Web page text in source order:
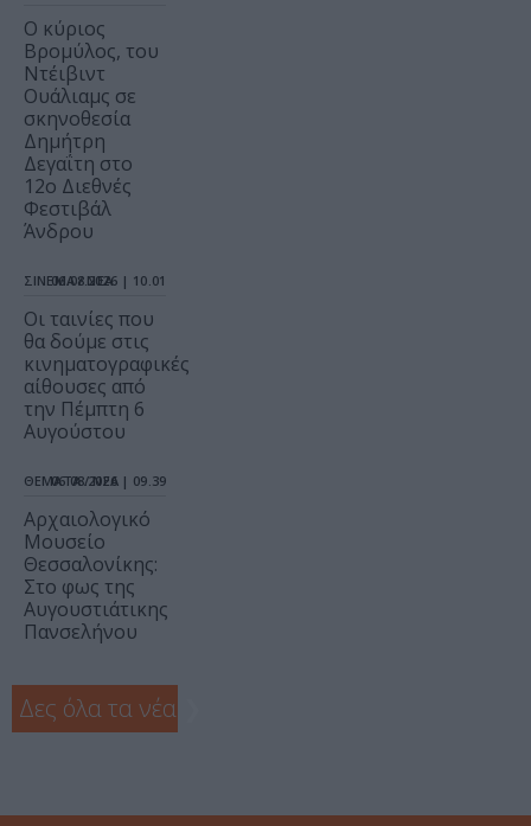
O κύριος
Βρομύλος, του
Ντέιβιντ
Ουάλιαμς σε
σκηνοθεσία
Δημήτρη
Δεγαΐτη στο
12ο Διεθνές
Φεστιβάλ
Άνδρου
ΣΙΝΕΜΑ / ΝΕΑ
06.08.2026 | 10.01
Οι ταινίες που
θα δούμε στις
κινηματογραφικές
αίθουσες από
την Πέμπτη 6
Αυγούστου
ΘΕΜΑΤΑ / ΝΕΑ
06.08.2026 | 09.39
Αρχαιολογικό
Μουσείο
Θεσσαλονίκης:
Στο φως της
Αυγουστιάτικης
Πανσελήνου
Δες όλα τα νέα